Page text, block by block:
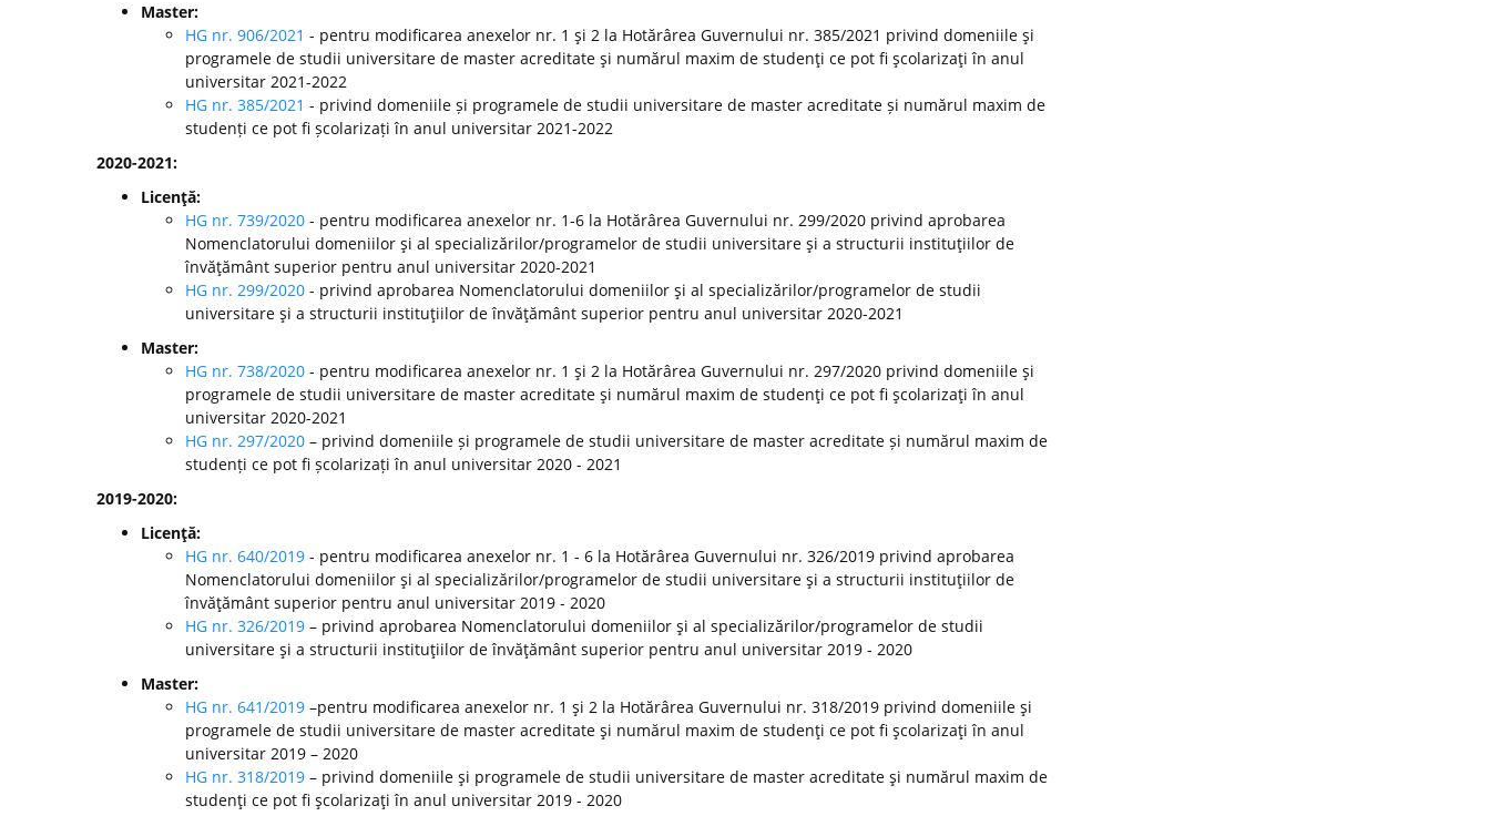
Master:
HG nr. 906/2021 - pentru modificarea anexelor nr. 1 şi 2 la Hotărârea Guvernului nr. 385/2021 privind domeniile şi
programele de studii universitare de master acreditate şi numărul maxim de studenţi ce pot fi şcolarizaţi în anul
universitar 2021-2022
HG nr. 385/2021 - privind domeniile și programele de studii universitare de master acreditate și numărul maxim de
studenți ce pot fi școlarizați în anul universitar 2021-2022
2020-2021:
Licenţă:
HG nr. 739/2020 - pentru modificarea anexelor nr. 1-6 la Hotărârea Guvernului nr. 299/2020 privind aprobarea
Nomenclatorului domeniilor şi al specializărilor/programelor de studii universitare şi a structurii instituţiilor de
învăţământ superior pentru anul universitar 2020-2021
HG nr. 299/2020 - privind aprobarea Nomenclatorului domeniilor şi al specializărilor/programelor de studii
universitare şi a structurii instituţiilor de învăţământ superior pentru anul universitar 2020-2021
Master:
HG nr. 738/2020 - pentru modificarea anexelor nr. 1 şi 2 la Hotărârea Guvernului nr. 297/2020 privind domeniile şi
programele de studii universitare de master acreditate şi numărul maxim de studenţi ce pot fi şcolarizaţi în anul
universitar 2020-2021
HG nr. 297/2020 – privind domeniile și programele de studii universitare de master acreditate și numărul maxim de
studenți ce pot fi școlarizați în anul universitar 2020 - 2021
2019-2020:
Licenţă:
HG nr. 640/2019 - pentru modificarea anexelor nr. 1 - 6 la Hotărârea Guvernului nr. 326/2019 privind aprobarea
Nomenclatorului domeniilor şi al specializărilor/programelor de studii universitare şi a structurii instituţiilor de
învăţământ superior pentru anul universitar 2019 - 2020
HG nr. 326/2019 – privind aprobarea Nomenclatorului domeniilor şi al specializărilor/programelor de studii
universitare şi a structurii instituţiilor de învăţământ superior pentru anul universitar 2019 - 2020
Master:
HG nr. 641/2019 –pentru modificarea anexelor nr. 1 şi 2 la Hotărârea Guvernului nr. 318/2019 privind domeniile şi
programele de studii universitare de master acreditate şi numărul maxim de studenţi ce pot fi şcolarizaţi în anul
universitar 2019 – 2020
HG nr. 318/2019 – privind domeniile şi programele de studii universitare de master acreditate şi numărul maxim de
studenţi ce pot fi şcolarizaţi în anul universitar 2019 - 2020